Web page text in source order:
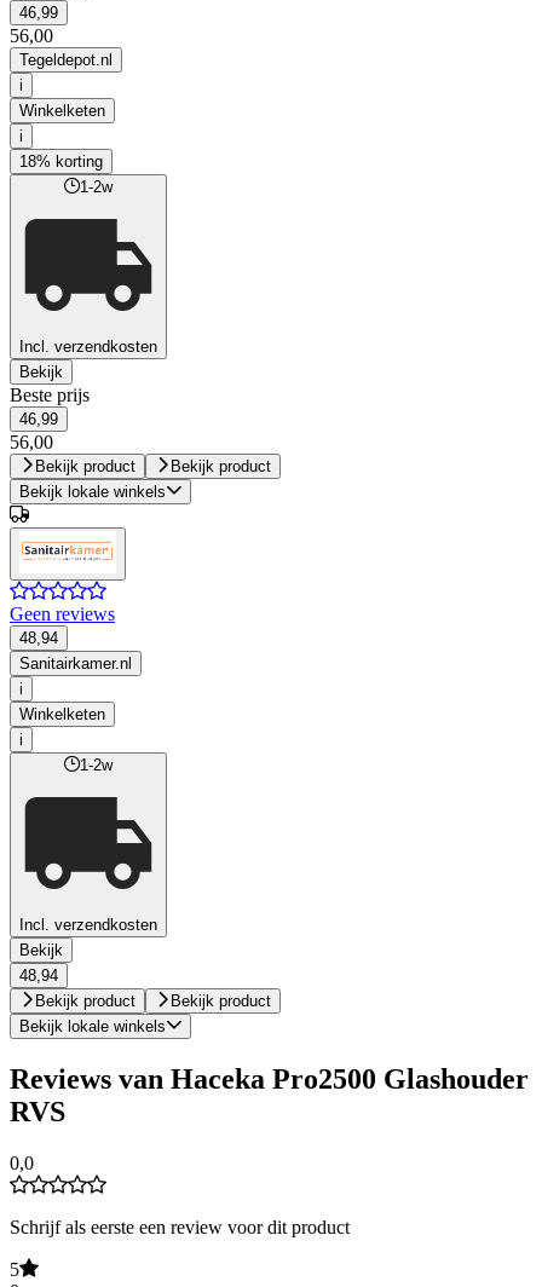
46,99
56,00
Tegeldepot.nl
i
Winkelketen
i
18% korting
1-2w
Incl. verzendkosten
Bekijk
Beste prijs
46,99
56,00
Bekijk product
Bekijk product
Bekijk lokale winkels
Geen reviews
48,94
Sanitairkamer.nl
i
Winkelketen
i
1-2w
Incl. verzendkosten
Bekijk
48,94
Bekijk product
Bekijk product
Bekijk lokale winkels
Reviews van Haceka Pro2500 Glashouder
RVS
0,0
Schrijf als eerste een review voor dit product
5